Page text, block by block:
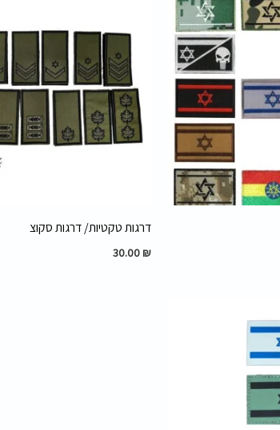
דרגות טקטיות/ דרגות סקוצ
30.00 ₪